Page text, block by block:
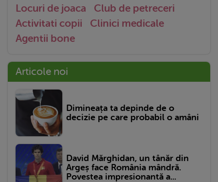
Locuri de joaca
Club de petreceri
Activitati copii
Clinici medicale
Agentii bone
Articole noi
Dimineața ta depinde de o
decizie pe care probabil o amâni
David Mărghidan, un tânăr din
Argeș face România mândră.
Povestea impresionantă a...